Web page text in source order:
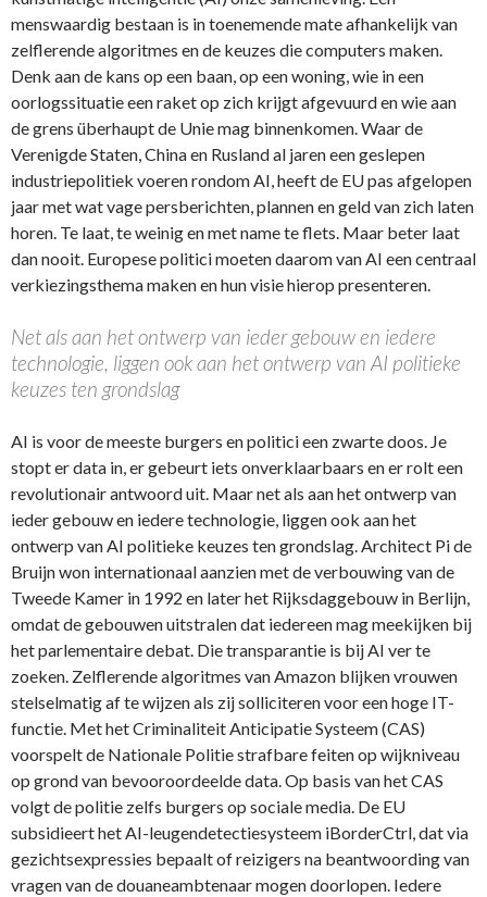
menswaardig bestaan is in toenemende mate afhankelijk van
zelflerende algoritmes en de keuzes die computers maken.
Denk aan de kans op een baan, op een woning, wie in een
oorlogssituatie een raket op zich krijgt afgevuurd en wie aan
de grens überhaupt de Unie mag binnenkomen. Waar de
Verenigde Staten, China en Rusland al jaren een geslepen
industriepolitiek voeren rondom AI, heeft de EU pas afgelopen
jaar met wat vage persberichten, plannen en geld van zich laten
horen. Te laat, te weinig en met name te flets. Maar beter laat
dan nooit. Europese politici moeten daarom van AI een centraal
verkiezingsthema maken en hun visie hierop presenteren.
Net als aan het ontwerp van ieder gebouw en iedere
technologie, liggen ook aan het ontwerp van AI politieke
keuzes ten grondslag
AI is voor de meeste burgers en politici een zwarte doos. Je
stopt er data in, er gebeurt iets onverklaarbaars en er rolt een
revolutionair antwoord uit. Maar net als aan het ontwerp van
ieder gebouw en iedere technologie, liggen ook aan het
ontwerp van AI politieke keuzes ten grondslag. Architect Pi de
Bruijn won internationaal aanzien met de verbouwing van de
Tweede Kamer in 1992 en later het Rijksdaggebouw in Berlijn,
omdat de gebouwen uitstralen dat iedereen mag meekijken bij
het parlementaire debat. Die transparantie is bij AI ver te
zoeken. Zelflerende algoritmes van Amazon blijken vrouwen
stelselmatig af te wijzen als zij solliciteren voor een hoge IT-
functie. Met het Criminaliteit Anticipatie Systeem (CAS)
voorspelt de Nationale Politie strafbare feiten op wijkniveau
op grond van bevooroordeelde data. Op basis van het CAS
volgt de politie zelfs burgers op sociale media. De EU
subsidieert het AI-leugendetectiesysteem iBorderCtrl, dat via
gezichtsexpressies bepaalt of reizigers na beantwoording van
vragen van de douaneambtenaar mogen doorlopen. Iedere